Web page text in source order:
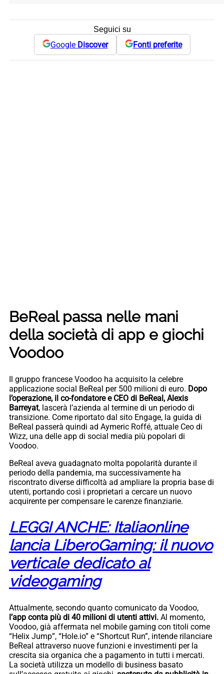
Seguici su
Google Discover Fonti preferite
BeReal passa nelle mani
della società di app e giochi
Voodoo
Il gruppo francese Voodoo ha acquisito la celebre
applicazione social BeReal per 500 milioni di euro. Dopo
l’operazione, il co-fondatore e CEO di BeReal, Alexis
Barreyat, lascerà l’azienda al termine di un periodo di
transizione. Come riportato dal sito Engage, la guida di
BeReal passerà quindi ad Aymeric Roffé, attuale Ceo di
Wizz, una delle app di social media più popolari di
Voodoo.
BeReal aveva guadagnato molta popolarità durante il
periodo della pandemia, ma successivamente ha
riscontrato diverse difficoltà ad ampliare la propria base di
utenti, portando così i proprietari a cercare un nuovo
acquirente per compensare le carenze finanziarie.
LEGGI ANCHE: Italiaonline
lancia LiberoGaming: il nuovo
verticale dedicato al
videogaming
Attualmente, secondo quanto comunicato da Voodoo,
l’app conta più di 40 milioni di utenti attivi. Al momento,
Voodoo, già affermata nel mobile gaming con titoli come
“Helix Jump”, “Hole.io” e “Shortcut Run”, intende rilanciare
BeReal attraverso nuove funzioni e investimenti per la
crescita sia organica che a pagamento in tutti i mercati.
La società utilizza un modello di business basato